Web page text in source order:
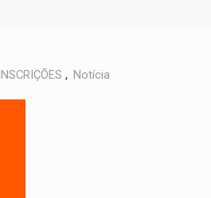
INSCRIÇÕES , Notícia